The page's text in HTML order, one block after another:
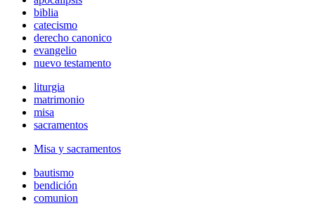
biblia
catecismo
derecho canonico
evangelio
nuevo testamento
liturgia
matrimonio
misa
sacramentos
Misa y sacramentos
bautismo
bendición
comunion